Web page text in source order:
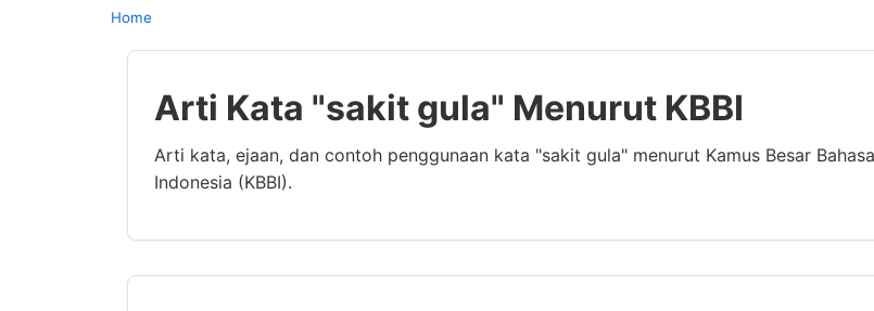
Home
Arti Kata "sakit gula" Menurut KBBI
Arti kata, ejaan, dan contoh penggunaan kata "sakit gula" menurut Kamus Besar Bahasa
Indonesia (KBBI).